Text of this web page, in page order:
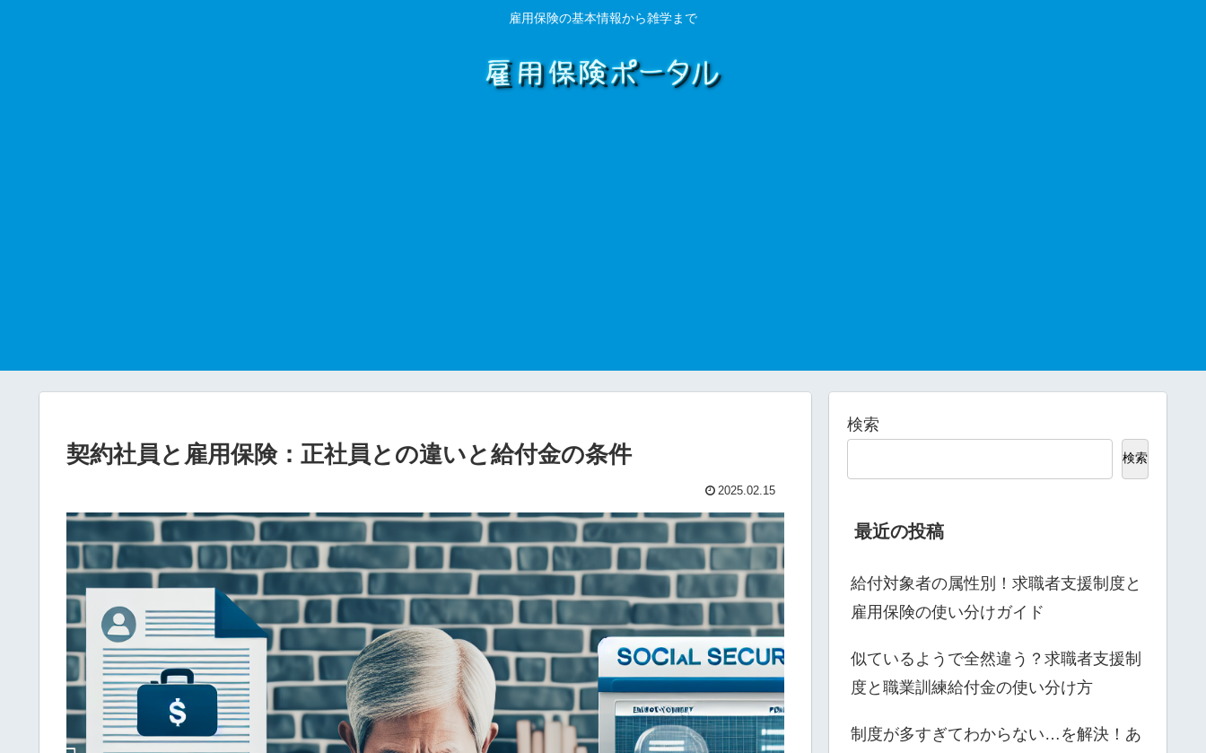
雇用保険の基本情報から雑学まで
契約社員と雇用保険：正社員との違いと給付金の条件
2025.02.15
検索
検索
最近の投稿
給付対象者の属性別！求職者支援制度と
雇用保険の使い分けガイド
似ているようで全然違う？求職者支援制
度と職業訓練給付金の使い分け方
制度が多すぎてわからない…を解決！あ